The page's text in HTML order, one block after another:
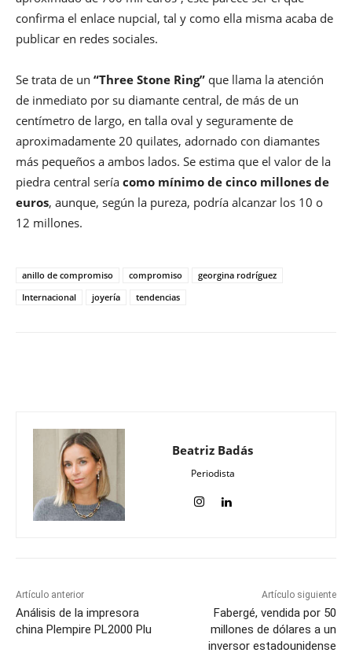
confirma el enlace nupcial, tal y como ella misma acaba de
publicar en redes sociales.
Se trata de un “Three Stone Ring” que llama la atención
de inmediato por su diamante central, de más de un
centímetro de largo, en talla oval y seguramente de
aproximadamente 20 quilates, adornado con diamantes
más pequeños a ambos lados. Se estima que el valor de la
piedra central sería como mínimo de cinco millones de
euros, aunque, según la pureza, podría alcanzar los 10 o
12 millones.
anillo de compromiso compromiso
georgina rodríguez
Internacional
joyería tendencias
Beatriz Badás
Periodista
Artículo anterior
Análisis de la impresora
china Plempire PL2000 Plu
Artículo siguiente
Fabergé, vendida por 50
millones de dólares a un
inversor estadounidense